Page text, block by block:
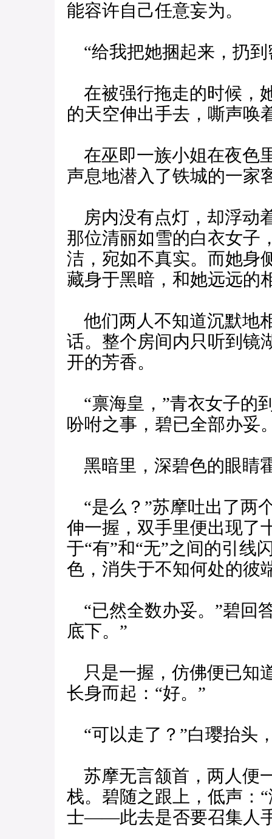
能容许自己任意妄为。
“给我把她捆起来，扔到
在被强行拖走的时候，
的天空伸出手去，嘶声
在巫即一族小姐在夜色
声息地潜入了铁城的一家
房内没有点灯，却浮动
那位清丽如雪的白衣女子
洁，宛如不真实。而她身
藏身于黑暗，和她远远的
他们两人不知道沉默地
话。整个房间内只听到镜
开的芳香。
“禀海皇，”青衣女子的
吩咐之事，碧已全部办妥
黑暗里，深碧色的眼睛
“是么？”苏摩吐出了两
伸一握，双手里便出现
于“有”和“无”之间的引线
色，消失于不知何处的彼
“已然全数办妥。”碧回
底下。”
只是一握，仿佛便已知
长身而起：“好。”
“可以走了？”白璎抬头
苏摩无言颔首，两人便
栈。碧随之跟上，低声：
士——此去是否要召集人